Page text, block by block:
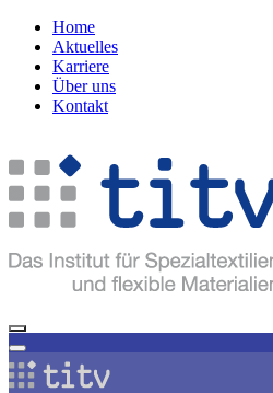
Home
Aktuelles
Karriere
Über uns
Kontakt